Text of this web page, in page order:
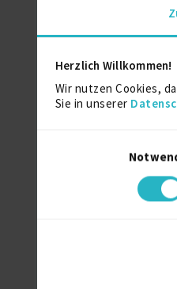
Herzlich Willkommen!
Wir nutzen Cookies,
Sie in unserer
American
Ich bin ein
Management